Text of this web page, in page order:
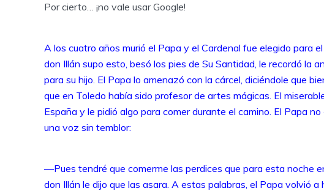
Por cierto… ¡no vale usar Google!
A los cuatro años murió el Papa y el Cardenal fue elegido para
don Illán supo esto, besó los pies de Su Santidad, le recordó la
para su hijo. El Papa lo amenazó con la cárcel, diciéndole que
que en Toledo había sido profesor de artes mágicas. El
España y le pidió algo para comer durante el camino. El Papa
una voz sin temblor:
—Pues tendré que comerme las perdices que para esta noche
don Illán le dijo que las asara. A estas palabras, el Papa vol­vió a